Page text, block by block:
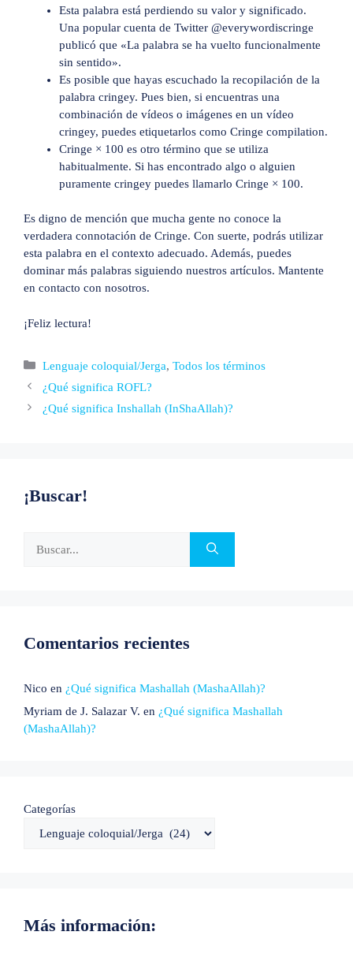
Esta palabra está perdiendo su valor y significado.
Una popular cuenta de Twitter @everywordiscringe
publicó que «La palabra se ha vuelto funcionalmente
sin sentido».
Es posible que hayas escuchado la recopilación de la
palabra cringey. Pues bien, si encuentras una
combinación de vídeos o imágenes en un vídeo
cringey, puedes etiquetarlos como Cringe compilation.
Cringe × 100 es otro término que se utiliza
habitualmente. Si has encontrado algo o alguien
puramente cringey puedes llamarlo Cringe × 100.
Es digno de mención que mucha gente no conoce la
verdadera connotación de Cringe. Con suerte, podrás utilizar
esta palabra en el contexto adecuado. Además, puedes
dominar más palabras siguiendo nuestros artículos. Mantente
en contacto con nosotros.
¡Feliz lectura!
Categorías
Lenguaje coloquial/Jerga, Todos los términos
¿Qué significa ROFL?
¿Qué significa Inshallah (InShaAllah)?
¡Buscar!
Comentarios recientes
Nico en ¿Qué significa Mashallah (MashaAllah)?
Myriam de J. Salazar V. en ¿Qué significa Mashallah
(MashaAllah)?
Categorías
Más información: